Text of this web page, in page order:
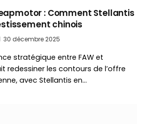
: Comment Stellantis
chinois
30 décembre 2025
stratégique entre FAW et
redessiner les contours de l’offre
avec Stellantis en…